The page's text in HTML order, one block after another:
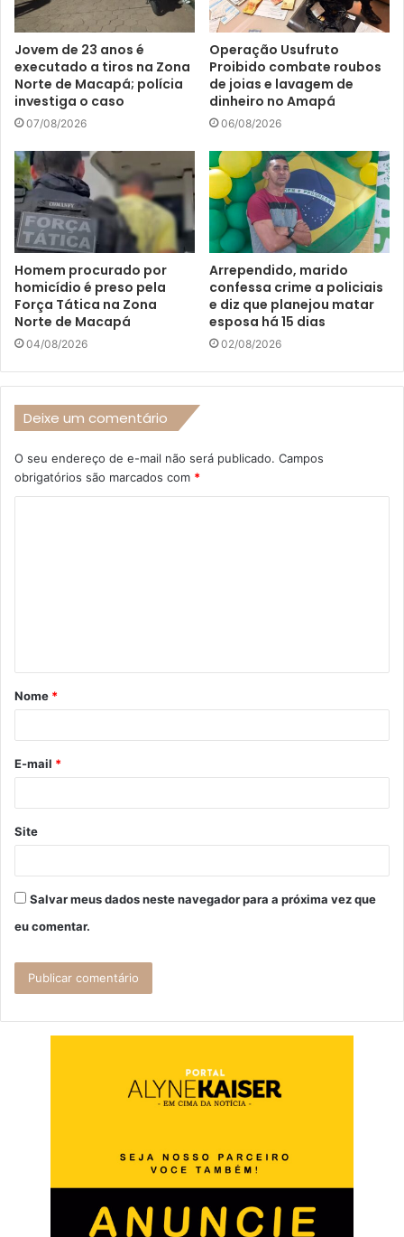
Jovem de 23 anos é
executado a tiros na Zona
Norte de Macapá; polícia
investiga o caso
07/08/2026
Operação Usufruto
Proibido combate roubos
de joias e lavagem de
dinheiro no Amapá
06/08/2026
Homem procurado por
homicídio é preso pela
Força Tática na Zona
Norte de Macapá
04/08/2026
Arrependido, marido
confessa crime a policiais
e diz que planejou matar
esposa há 15 dias
02/08/2026
Deixe um comentário
O seu endereço de e-mail não será publicado. Campos
obrigatórios são marcados com *
á
r
*
Nome *
E-mail *
Site
Salvar meus dados neste navegador para a próxima vez que
eu comentar.